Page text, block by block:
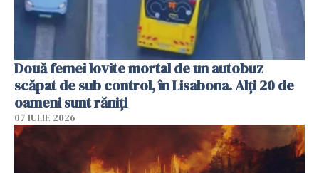
Două femei lovite mortal de un autobuz
scăpat de sub control, în Lisabona. Alți 20 de
oameni sunt răniți
07 IULIE 2026